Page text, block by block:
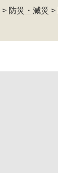
> 防災・減災 >